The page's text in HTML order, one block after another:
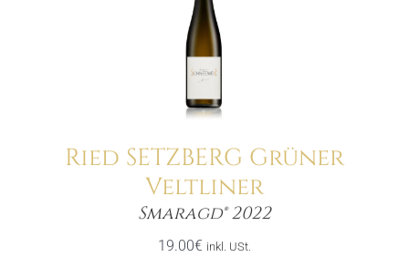
Ried SETZBERG Grüner
Veltliner
Smaragd® 2022
19.00€ inkl. USt.
Menge